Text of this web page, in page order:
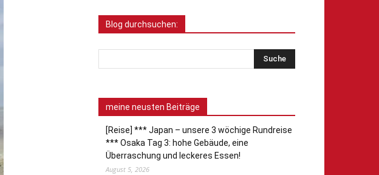
Blog durchsuchen:
meine neusten Beiträge
[Reise] *** Japan – unsere 3 wöchige Rundreise
*** Osaka Tag 3: hohe Gebäude, eine
Überraschung und leckeres Essen!
August 5, 2026